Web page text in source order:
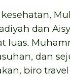
dan
luas.
dan
biro